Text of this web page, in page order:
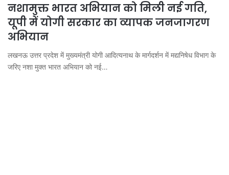
नशामुक्त भारत अभियान को मिली नई गति,
यूपी में योगी सरकार का व्यापक जनजागरण
अभियान
लखनऊ उत्तर प्रदेश में मुख्यमंत्री योगी आदित्यनाथ के मार्गदर्शन में मद्यनिषेध विभाग के
जरिए नशा मुक्त भारत अभियान को नई…